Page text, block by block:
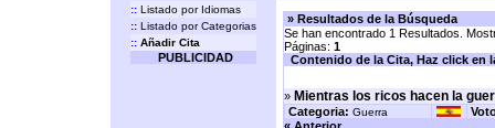
:: Listado por Idiomas
:: Listado por Categorias
:: Añadir Cita
PUBLICIDAD
» Resultados de la Búsqueda
Se han encontrado 1 Resultados.
Páginas: 1
Contenido de la Cita, Haz click en
» Mientras los ricos hacen la
Categoria: Guerra